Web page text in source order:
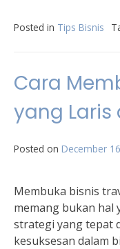
Posted in Tips Bisnis
Cara
yang Laris
Posted on December
Membuka bisnis
memang bukan hal
strategi yang tepat
kesuksesan dalam